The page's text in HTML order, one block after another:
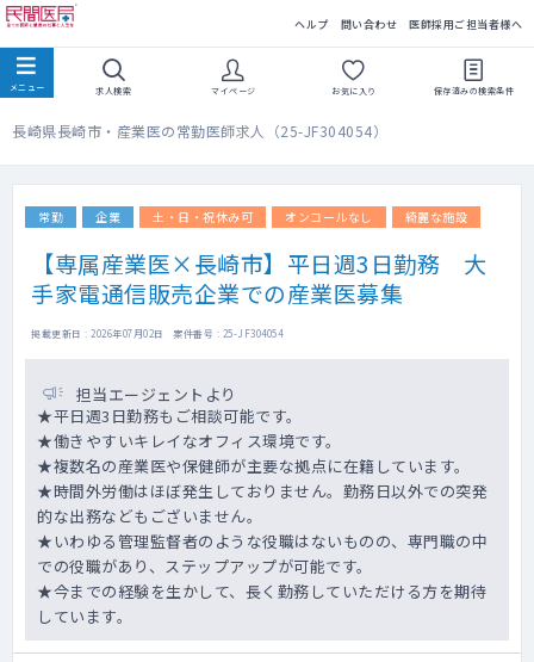
ヘルプ 問い合わせ 医師採用ご担当者様へ
求人検索 マイページ お気に入り 保存済みの検索条件
長崎県長崎市・産業医の常勤医師求人（25-JF304054）
常勤 企業 土・日・祝休み可 オンコールなし 綺麗な施設
【専属産業医×長崎市】平日週3日勤務 大
手家電通信販売企業での産業医募集
掲載更新日 : 2026年07月02日 案件番号 : 25-JF304054
担当エージェントより
★平日週3日勤務もご相談可能です。
★働きやすいキレイなオフィス環境です。
★複数名の産業医や保健師が主要な拠点に在籍しています。
★時間外労働はほぼ発生しておりません。勤務日以外での突発
的な出務などもございません。
★いわゆる管理監督者のような役職はないものの、専門職の中
での役職があり、ステップアップが可能です。
★今までの経験を生かして、長く勤務していただける方を期待
しています。